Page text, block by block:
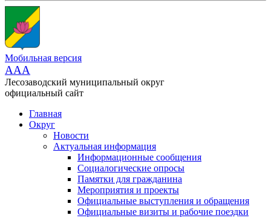
Мобильная версия
AAA
Лесозаводский муниципальный округ
официальный сайт
Главная
Округ
Новости
Актуальная информация
Информационные сообщения
Социалогические опросы
Памятки для гражданина
Мероприятия и проекты
Официальные выступления и обращения
Официальные визиты и рабочие поездки